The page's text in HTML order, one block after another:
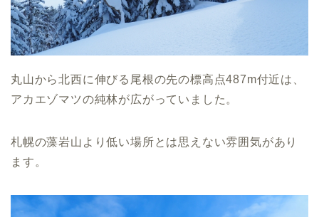
丸山から北西に伸びる尾根の先の標高点487m付近は、
アカエゾマツの純林が広がっていました。
札幌の藻岩山より低い場所とは思えない雰囲気があり
ます。